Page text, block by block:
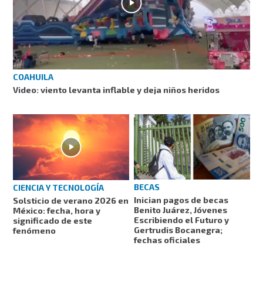
COAHUILA
Video: viento levanta inflable y deja niños heridos
CIENCIA Y TECNOLOGÍA
Solsticio de verano 2026 en
México: fecha, hora y
significado de este
fenómeno
BECAS
Inician pagos de becas
Benito Juárez, Jóvenes
Escribiendo el Futuro y
Gertrudis Bocanegra;
fechas oficiales